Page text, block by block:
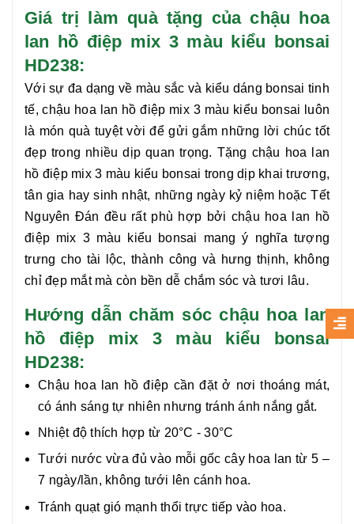
Giá trị làm quà tặng của chậu hoa
lan hồ điệp mix 3 màu kiểu bonsai
HD238:
Với sự đa dạng về màu sắc và kiểu dáng bonsai tinh
tế,chậu hoa lan hồ điệp mix 3 màu kiểu bonsai luôn
là món quà tuyệt vời để gửi gắm những lời chúc tốt
đẹp trong nhiều dịp quan trọng. Tặng chậu hoa lan
hồ điệp mix 3 màu kiểu bonsai trong dịp khai trương,
tân gia hay sinh nhật, những ngày kỷ niệm hoặc Tết
Nguyên Đán đều rất phù hợp bởi chậu hoa lan hồ
điệp mix 3 màu kiểu bonsai
mang ý nghĩa tượng
trưng cho tài lộc, thành công và hưng thịnh, không
chỉ đẹp mắt mà còn bền dễ chắm sóc và tươi lâu.
Hướng dẫn chăm sóc chậu hoa lan
hồ điệp mix 3 màu kiểu bonsai
HD238:
Chậu hoa lan hồ điệp cần đặt ở nơi thoáng mát,
có ánh sáng tự nhiên nhưng tránh ánh nắng gắt.
Nhiệt độ thích hợp từ 20°C - 30°C
Tưới nước vừa đủ vào mỗi gốc cây hoa lan từ 5 –
7 ngày/lần, không tưới lên cánh hoa.
Tránh quạt gió mạnh thổi trực tiếp vào hoa.